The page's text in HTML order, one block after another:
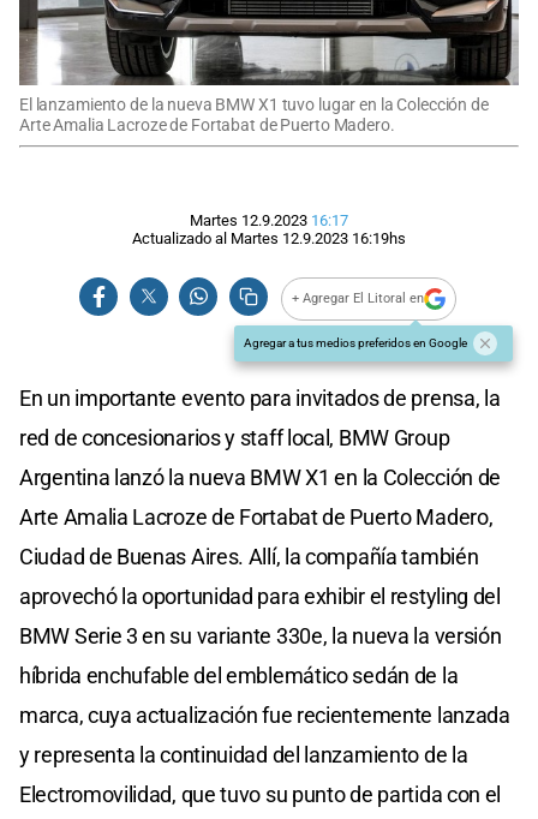
El lanzamiento de la nueva BMW X1 tuvo lugar en la Colección de
Arte Amalia Lacroze de Fortabat de Puerto Madero.
Martes 12.9.2023 16:17
Actualizado al Martes 12.9.2023 16:19hs
+ Agregar El Litoral en
Agregar a tus medios preferidos en Google
En un importante evento para invitados de prensa, la
red de concesionarios y staff local, BMW Group
Argentina lanzó la nueva BMW X1 en la Colección de
Arte Amalia Lacroze de Fortabat de Puerto Madero,
Ciudad de Buenas Aires. Allí, la compañía también
aprovechó la oportunidad para exhibir el restyling del
BMW Serie 3 en su variante 330e, la nueva la versión
híbrida enchufable del emblemático sedán de la
marca, cuya actualización fue recientemente lanzada
y representa la continuidad del lanzamiento de la
Electromovilidad, que tuvo su punto de partida con el